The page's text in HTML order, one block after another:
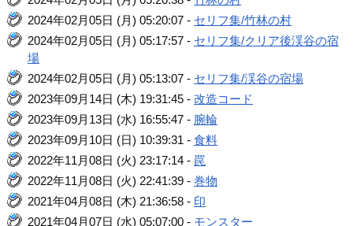
2024年02月05日 (月) 05:20:07 - セリフ集/竹林の村
2024年02月05日 (月) 05:17:57 - セリフ集/クリア後渓谷の宿
場
2024年02月05日 (月) 05:13:07 - セリフ集/渓谷の宿場
2023年09月14日 (木) 19:31:45 -改造コード
2023年09月13日 (水) 16:55:47 - 腕輪
2023年09月10日 (日) 10:39:31 -食料
2022年11月08日 (火) 23:17:14 - 罠
2022年11月08日 (火) 22:41:39 -巻物
2021年04月08日 (木) 21:36:58 - 印
2021年04月07日 (水) 05:07:00 - モンスター